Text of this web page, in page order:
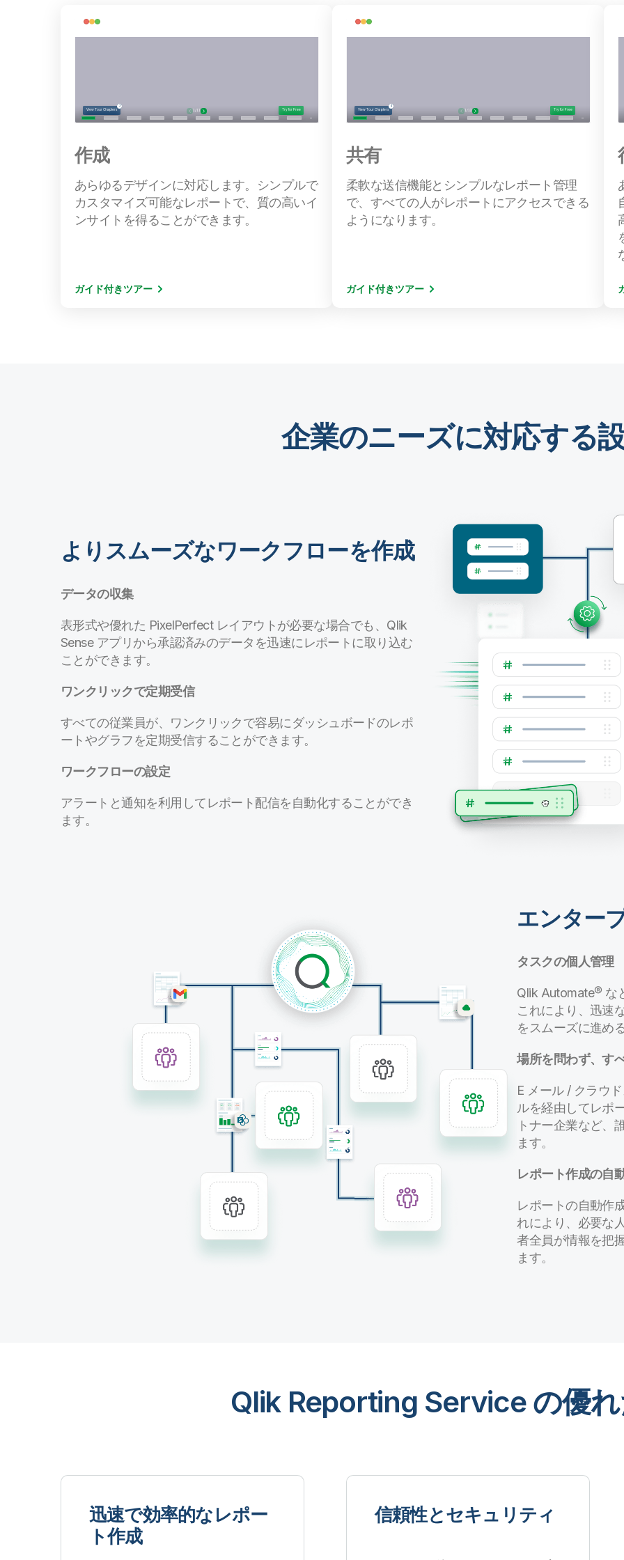
作成
あらゆるデザインに対応します。シンプルで
カスタマイズ可能なレポートで、質の高いイ
ンサイトを得ることができます。
ガイド付きツアー
共有
柔軟な送信機能とシンプルなレポート管理
で、すべての人がレポートにアクセスできる
ようになります。
ガイド付きツアー
企業のニーズに対応する
よりスムーズなワークフローを作成
データの収集
表形式や優れた PixelPerfect レイアウトが必要な場合でも、Qlik
Sense アプリから承認済みのデータを迅速にレポートに取り込む
ことができます。
ワンクリックで定期受信
すべての従業員が、ワンクリックで容易にダッシュボードのレポ
ートやグラフを定期受信することができます。
ワークフローの設定
アラートと通知を利用してレポート配信を自動化することができ
ます。
エンター
タスクの個人管理
Qlik Automate® な
これにより、迅速
をスムーズに進め
場所を問わず、す
E メール / クラウ
ルを経由してレポ
トナー企業など、
ます。
レポート作成の自
レポートの自動作
れにより、必要な
者全員が情報を把
ます。
Qlik Reporting Service の優
迅速で効率的なレポー
ト作成
信頼性とセキュリティ